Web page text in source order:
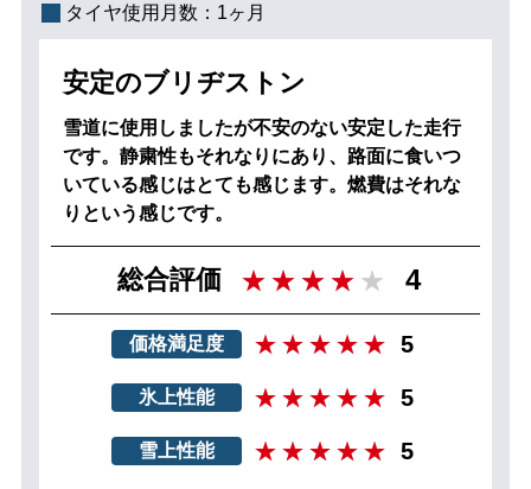
タイヤ使用月数： 1ヶ月
安定のブリヂストン
雪道に使用しましたが不安のない安定した走行
です。静粛性もそれなりにあり、路面に食いつ
いている感じはとても感じます。燃費はそれな
りという感じです。
総合評価 4
価格満足度 5
氷上性能 5
雪上性能 5